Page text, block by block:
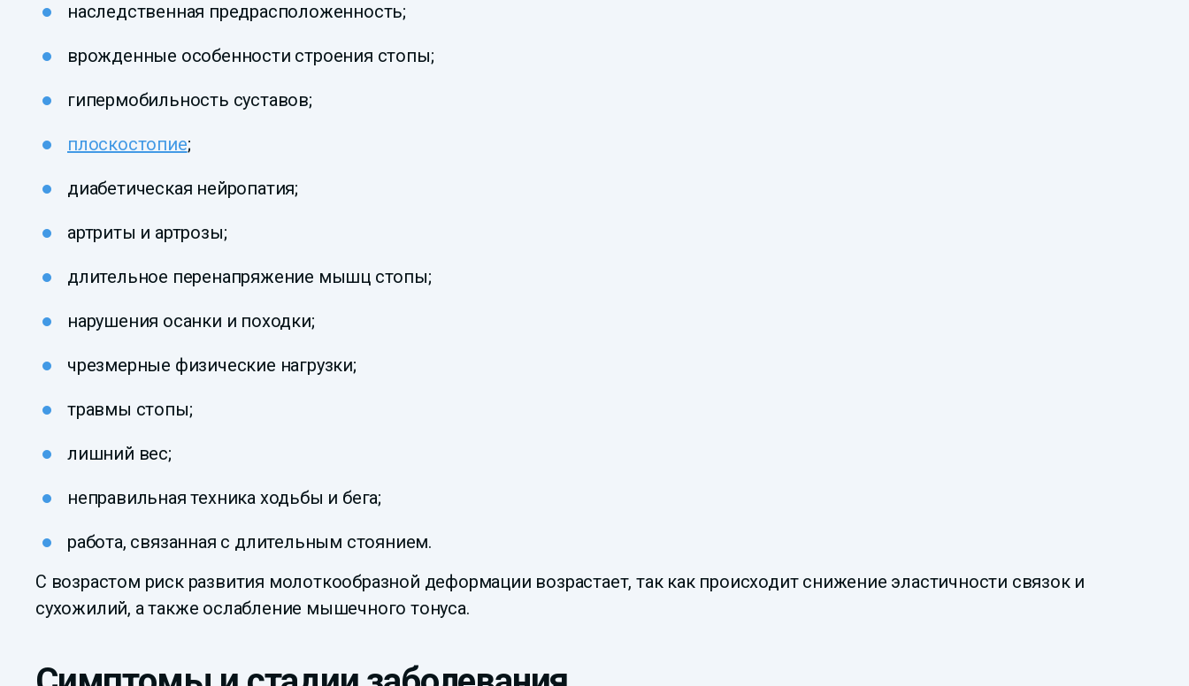
наследственная предрасположенность;
врожденные особенности строения стопы;
гипермобильность суставов;
плоскостопие;
диабетическая нейропатия;
артриты и артрозы;
длительное перенапряжение мышц стопы;
нарушения осанки и походки;
чрезмерные физические нагрузки;
травмы стопы;
лишний вес;
неправильная техника ходьбы и бега;
работа, связанная с длительным стоянием.
С возрастом риск развития молоткообразной деформации возрастает, так как происходит снижение эластичности связок и
сухожилий, а также ослабление мышечного тонуса.